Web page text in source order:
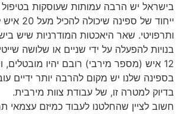
בישראל יש הרבה עמותות שעוסקות
ייחוד של
ותרפויטי. שאר היאכטות המודרניות שיש
בנויות להפעלה על ידי שניים או שלושה
12 איש (מספר מירבי) רובם יהיו מובטלים,
בספינה שלנו יש מקום להרבה יותר ידיים
בדיוק למטרה זו, של עבודת צוות מירבית.
חשוב לציין שהחלטנו לעבוד כמיזם עצמאי